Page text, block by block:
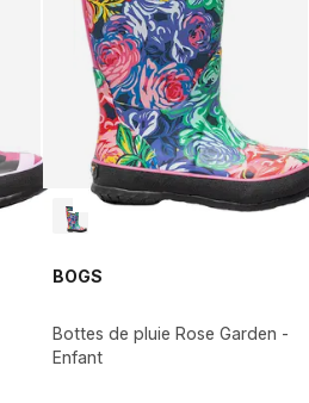
BOGS
Bottes de pluie Rose Garden -
Enfant